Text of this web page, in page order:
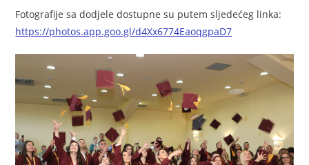
Fotografije sa dodjele dostupne su putem sljedećeg linka:
https://photos.app.goo.gl/d4Xx6774EaoqgpaD7